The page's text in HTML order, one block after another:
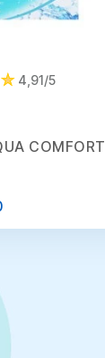
4,91/5
COMFORT